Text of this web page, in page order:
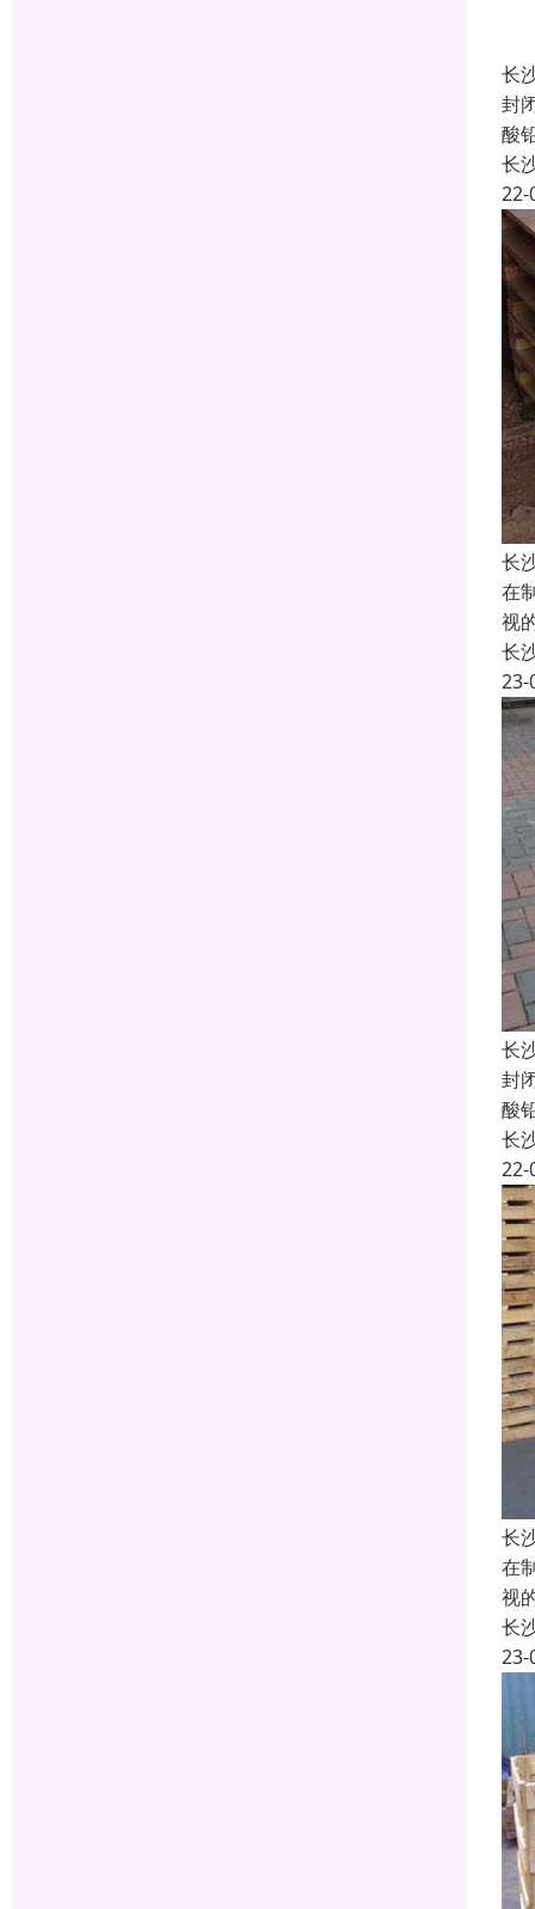
长
封
酸
长
22-
长
在
视
长
23-
长
封
酸
长
22-
长
在
视
长
23-